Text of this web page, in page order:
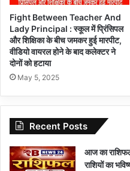
Fight Between Teacher And
Lady Principal : स्कूल में प्रिंसिपल
और शिक्षिका के बीच जमकर हुई मारपीट,
वीडियो वायरल होने के बाद कलेक्टर ने
दोनों को हटाया
May 5, 2025
Recent Posts
आज का
राशियों का